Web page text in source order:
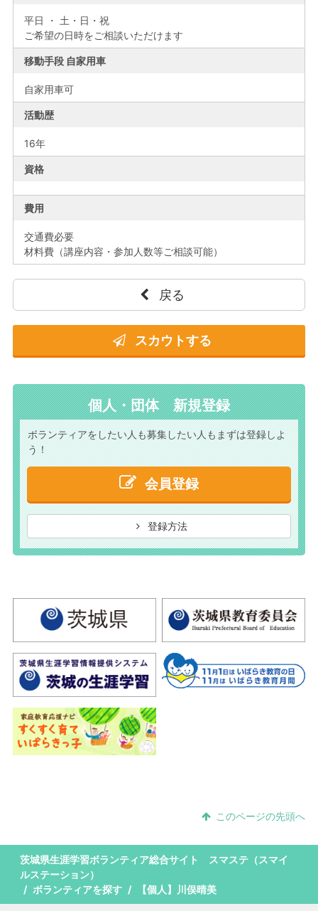
平日 ・ 土・日・祝
ご希望の日時をご相談いただけます
移動手段 自家用車
自家用車可
活動歴
16年
資格
費用
交通費必要
材料費（講座内容・参加人数等ご相談可能）
戻る
スカウトする
個人・団体 新規登録
ボランティアをしたい人も募集したい人もまずは登録しよ
う！
会員登録
登録方法
このページの先頭へ
茨城県生涯学習ボランティア総合サイト スマステ（スマイ
ルステーション）
ボランティアを探す
【個人】川俣晴美